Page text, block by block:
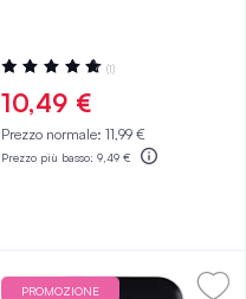
Valutazione:
100%
(1)
10,49 €
Prezzo normale: 11,99 €
Prezzo più basso: 9,49 €
PROMOZIONE